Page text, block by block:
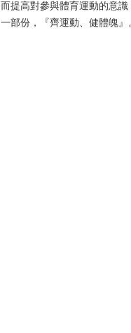
而提高對參與體育運動的意
一部份，『齊運動、健體魄』